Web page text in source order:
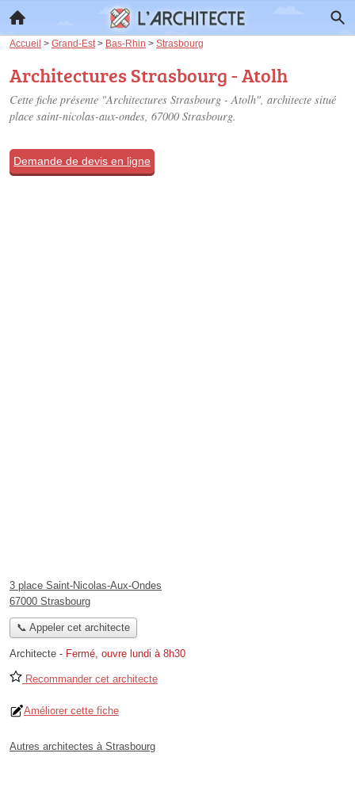
Accueil > Grand-Est > Bas-Rhin > Strasbourg
Architectures Strasbourg - Atolh
Cette fiche présente "Architectures Strasbourg - Atolh", architecte situé
place saint-nicolas-aux-ondes, 67000 Strasbourg.
Demande de devis en ligne
3 place Saint-Nicolas-Aux-Ondes
67000 Strasbourg
📞 Appeler cet architecte
Architecte - Fermé, ouvre lundi à 8h30
Recommander cet architecte
Améliorer cette fiche
Autres architectes à Strasbourg